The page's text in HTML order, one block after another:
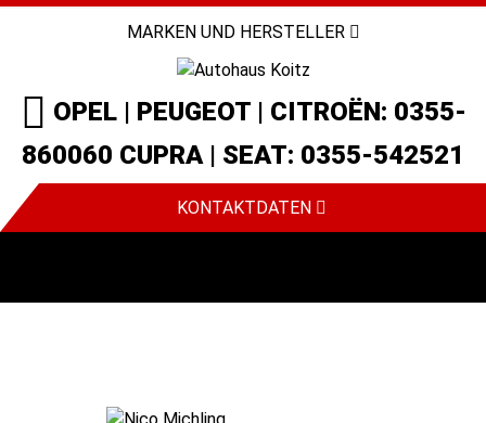
MARKEN UND HERSTELLER
OPEL | PEUGEOT | CITROËN: 0355-
860060 CUPRA | SEAT: 0355-542521
KONTAKTDATEN